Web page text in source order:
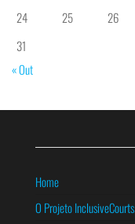
24
25 26
31
« Out
Home
O Projeto InclusiveCourts